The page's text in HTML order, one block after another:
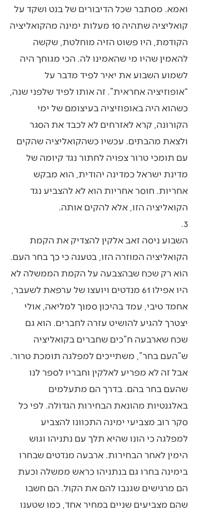
ואמא. מסתבר שכל הדיבורים של בנט ושקד על
קואליציה שתהיה 10 מעלות ימינה מהקואליציה
הקודמת, היו פשוט הזיה מוחלטת, שקשה
להאמין שהיו מי שהאמינו לה. הכי מגוחך היה
לשמוע השבוע את יאיר לפיד מדבר על
“אופוזיציה אחראית”. זה אותו לפיד שלפני שנה,
כשהוא היה באופוזיציה בעיצומם של ימי
הקורונה, קרא לאזרחים לא לכבד את הסגר
ולצאת מהבתים. עכשיו כשהקואליציה שהקים
עם תומכי טרור צפויה לחתור נגד קיומה של
מדינת ישראל כמדינה יהודית, הוא מבקש
אחריות. חוסר אחריות הוא לא להצביע נגד
הקואליציה הזו, אלא להקים אותה.
3.
השבוע ניסה זאב אלקין להצדיק את הקמת
הקואליציה המוזרה הזו, בטענה כי כך בחר העם.
הוא רק שכח שבהצבעה על הקמת הממשלה לא
היו אפילו 61 מנדטים ויועצו של ערפאת לשעבר,
אחמד טיבי, עמד בהיכון סמוך למליאה, אולי
יצטרך להגיע להושיט עזרה לחברים. הוא גם
שכח שארבעה ח”כים שחברים בקואליציה
ש”העם בחר”, משתייכים למפלגה תומכת טרור.
אבל זה לא מפריע לאלקין וחבריו לספר לנו
שהעם בחר בהם. בדרך הם מתעלמים
באלגנטיות מהונאת הבחירות הגדולה. לפי כל
סקר רוב מצביעי ימינה התכוונו להצביע
למפלגה כי הונו שהיא תלך עם נתניהו וגוש
הימין לאחר הבחירות. ארבעה מנדטים שבחרו
בימינה בחרו גם בנתניהו כראש ממשלה וכעת
הם מרגישים שגנבו להם את הקול. הם חשבו
שהם מצביעים שניים במחיר אחד, כמו שטענו